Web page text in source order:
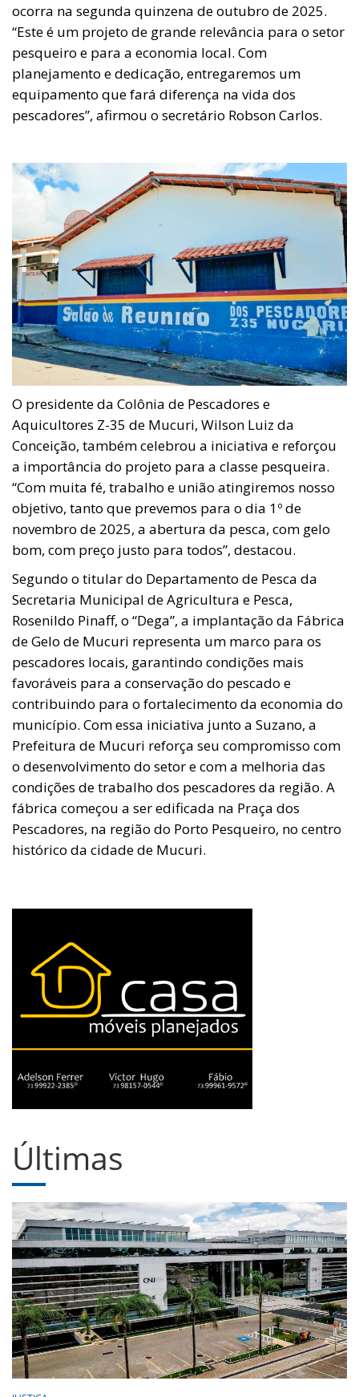
ocorra na segunda quinzena de outubro de 2025.
“Este é um projeto de grande relevância para o setor
pesqueiro e para a economia local. Com
planejamento e dedicação, entregaremos um
equipamento que fará diferença na vida dos
pescadores”, afirmou o secretário Robson Carlos.
O presidente da Colônia de Pescadores e
Aquicultores Z-35 de Mucuri, Wilson Luiz da
Conceição, também celebrou a iniciativa e reforçou
a importância do projeto para a classe pesqueira.
“Com muita fé, trabalho e união atingiremos nosso
objetivo, tanto que prevemos para o dia 1º de
novembro de 2025, a abertura da pesca, com gelo
bom, com preço justo para todos”, destacou.
Segundo o titular do Departamento de Pesca da
Secretaria Municipal de Agricultura e Pesca,
Rosenildo Pinaff, o “Dega”, a implantação da Fábrica
de Gelo de Mucuri representa um marco para os
pescadores locais, garantindo condições mais
favoráveis para a conservação do pescado e
contribuindo para o fortalecimento da economia do
município. Com essa iniciativa junto a Suzano, a
Prefeitura de Mucuri reforça seu compromisso com
o desenvolvimento do setor e com a melhoria das
condições de trabalho dos pescadores da região. A
fábrica começou a ser edificada na Praça dos
Pescadores, na região do Porto Pesqueiro, no centro
histórico da cidade de Mucuri.
Últimas